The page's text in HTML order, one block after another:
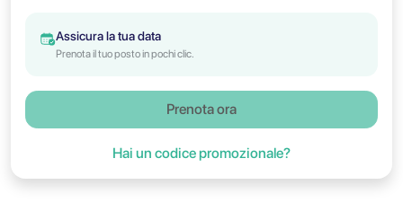
Assicura la tua data
Prenota il tuo posto in pochi clic.
Prenota ora
Hai un codice promozionale?